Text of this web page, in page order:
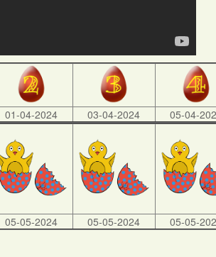
01-04-2024 03-04-2024 05-04-
05-05-2024 05-05-2024 05-05-